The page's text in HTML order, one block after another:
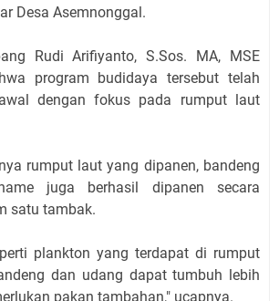
Desa Asemnonggal.
Rudi Arifiyanto, S.Sos. MA, MSE
program budidaya tersebut telah
dengan fokus pada rumput laut
rumput laut yang dipanen, bandeng
juga berhasil dipanen secara
satu tambak.
plankton yang terdapat di rumput
dan udang dapat tumbuh lebih
pakan tambahan," ucapnya.